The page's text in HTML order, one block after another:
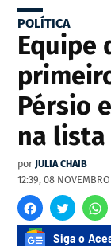
POLÍTICA
Equipe
Pérsio
na lista
por JULIA CHAIB
12:39, 08
Siga o